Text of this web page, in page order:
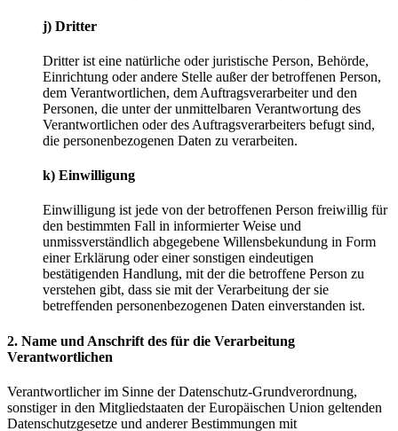
j) Dritter
Dritter ist eine natürliche oder juristische Person, Behörde,
Einrichtung oder andere Stelle außer der betroffenen Person,
dem Verantwortlichen, dem Auftragsverarbeiter und den
Personen, die unter der unmittelbaren Verantwortung des
Verantwortlichen oder des Auftragsverarbeiters befugt sind,
die personenbezogenen Daten zu verarbeiten.
k) Einwilligung
Einwilligung ist jede von der betroffenen Person freiwillig für
den bestimmten Fall in informierter Weise und
unmissverständlich abgegebene Willensbekundung in Form
einer Erklärung oder einer sonstigen eindeutigen
bestätigenden Handlung, mit der die betroffene Person zu
verstehen gibt, dass sie mit der Verarbeitung der sie
betreffenden personenbezogenen Daten einverstanden ist.
2. Name und Anschrift des für die Verarbeitung
Verantwortlichen
Verantwortlicher im Sinne der Datenschutz-Grundverordnung,
sonstiger in den Mitgliedstaaten der Europäischen Union geltenden
Datenschutzgesetze und anderer Bestimmungen mit